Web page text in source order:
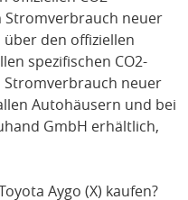
Stromverbrauch neuer
über den offiziellen
spezifischen CO2-
Stromverbrauch neuer
Autohäusern und bei
GmbH erhältlich,
Aygo (X) kaufen?